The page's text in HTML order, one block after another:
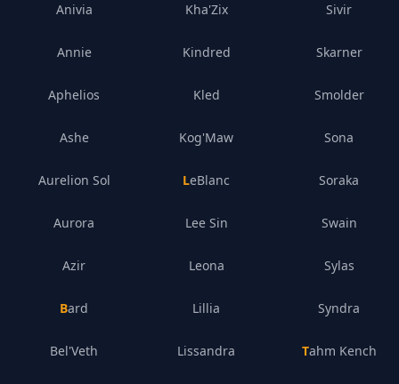
Anivia
Annie
Aphelios
Ashe
Aurelion Sol
Aurora
Azir
Bard
Bel'Veth
Kha'Zix
Kindred
Kled
Kog'Maw
LeBlanc
Lee Sin
Leona
Lillia
Lissandra
Sivir
Skarner
Smolder
Sona
Soraka
Swain
Sylas
Syndra
Tahm Kench